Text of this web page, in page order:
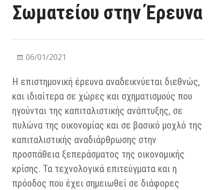
Σωματείου στην Έρευνα
06/01/2021
Η επιστημονική έρευνα αναδεικνύεται διεθνώς,
και ιδιαίτερα σε χώρες και σχηματισμούς που
ηγούνται της καπιταλιστικής ανάπτυξης, σε
πυλώνα της οικονομίας και σε βασικό μοχλό της
καπιταλιστικής αναδιάρθρωσης στην
προσπάθεια ξεπεράσματος της οικονομικής
κρίσης. Τα τεχνολογικά επιτεύγματα και η
πρόοδος που έχει σημειωθεί σε διάφορες